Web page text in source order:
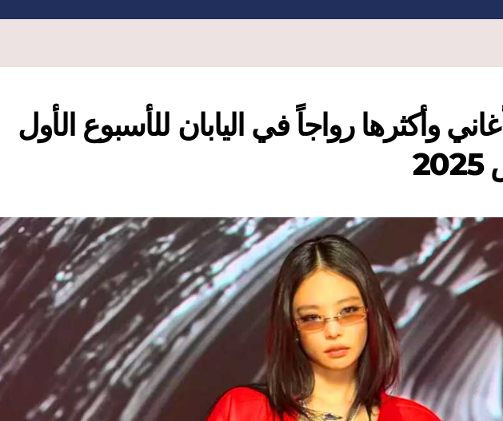
وأكثرها رواجاً في اليابان للأسبوع الأول